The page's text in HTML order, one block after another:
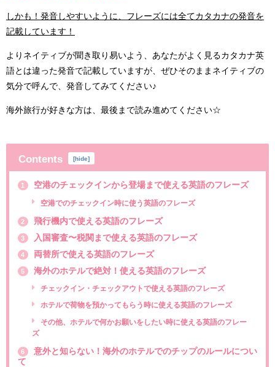
しかも！発音しやすいように、フレーズには全てカタカナの発音を
記載しています！
よりネイティブが聞き取り易いよう、あなたがよく見るカタカナ英
語とは違った発音で記載していますが、ぜひそのままネイティブの
気分で呼んで、発音してみてください♪
海外旅行が好きな方は、最後まで読み進めてください☆
Contents [hide]
1 空港のチェックインから登場まで使える英語のフレーズ
空港でのチェックイン時に使う英語のフレーズ
2 飛行機内で使える英語のフレーズ
3 入国審査〜税関まで使える英語のフレーズ
4 両替所で使える英語のフレーズ
5 海外のホテルで絶対！使える英語のフレーズ
チェックイン・チェックアウトで使える英語のフレーズ
ホテルで荷物を預かってもらう時に使える英語のフレーズ
その他、ホテルで何かお願いをしたい時に使える英語のフレー
ズ
6
意外と知らない！海外のホテルでのチップのルールについ
て